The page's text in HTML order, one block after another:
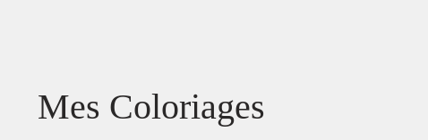
Mes Coloriages